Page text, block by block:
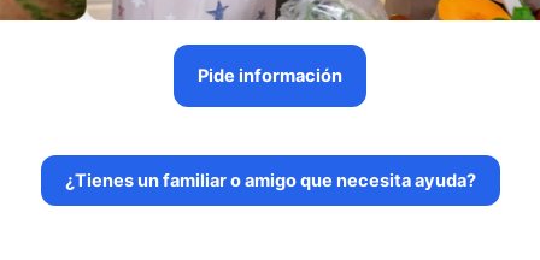
Pide información
¿Tienes un familiar o amigo que necesita ayuda?